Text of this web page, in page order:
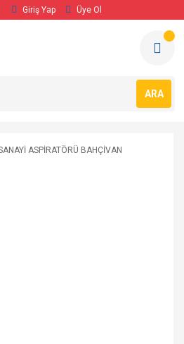
Giriş Yap Üye Ol
ARA